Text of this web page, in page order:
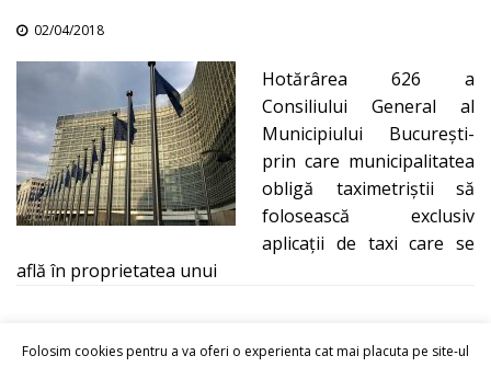
02/04/2018
Hotărârea 626 a
Consiliului General al
Municipiului București-
prin care municipalitatea
obligă taximetriștii să
folosească exclusiv
aplicații de taxi care se
află în proprietatea unui
Folosim cookies pentru a va oferi o experienta cat mai placuta pe site-ul